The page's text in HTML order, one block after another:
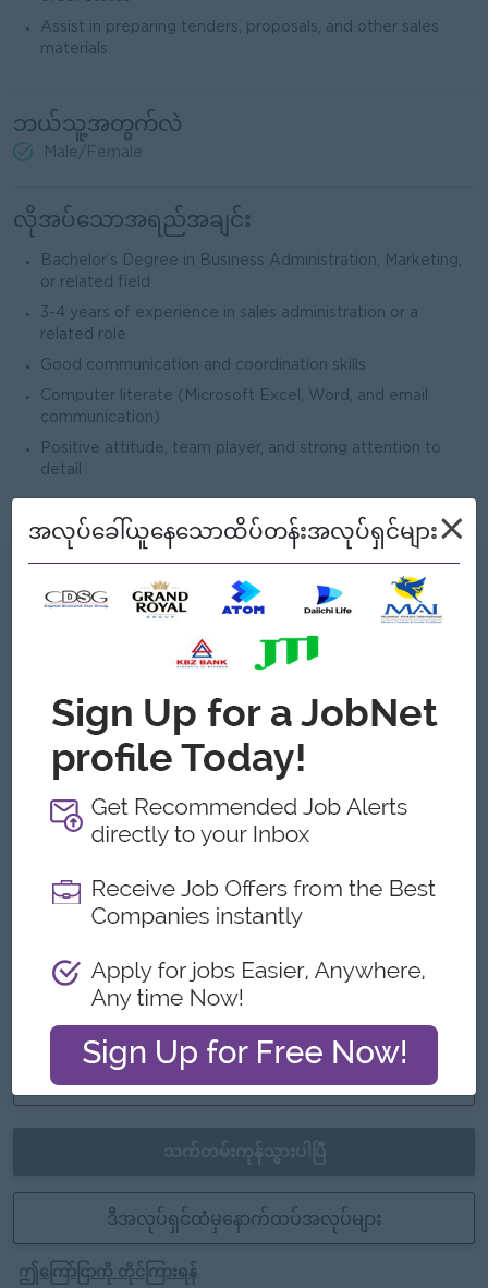
Assist in preparing tenders, proposals, and other sales
materials
ဘယ်သူ့အတွက်လဲ
Male/Female
လိုအပ်သောအရည်အချင်း
Bachelor’s Degree in Business Administration, Marketing,
or related field
3-4 years of experience in sales administration or a
related role
Good communication and coordination skills
Computer literate (Microsoft Excel, Word, and email
communication)
Positive attitude, team player, and strong attention to
detail
ကျွန်တော့်တို့ ဘာတွေကမ်းလှမ်းနိုင်သလဲ
အကျိုးအမြတ်
Competitive salary
Learning and growth opportunities in the solar
Ferry Allowance (After Probation)
ထူးခြားချက်များ
ကောင်းမွန်သောကုမ္ပဏီ
အောင်မြင်မှုအစဉ်အမြဲရရှိနေသောအသင်းနဲ့လက်တွဲ
သင်အပြောင်းအလဲကိုဖန်တီးပါ
ရာထူးတိုးမြှင့်ရန်အခွင့်အလမ်းများ
လုပ်ငန်းကျွမ်းကျင်မှုမြှင့်တင်ရေးသင်တန်းများတက်
ကျွမ်းကျင်မှုအသစ်များနှင့်နည်းပညာအသစ်များကို
ဒီအလုပ်ရှင်ထံမှနောက်ထပ်အလုပ်များ
ဤကြော်ငြာကို တိုင်ကြားရန်
အလုပ်ခေါ်ယူနေသောထိပ်တန်းအလုပ်ရှင်များ×